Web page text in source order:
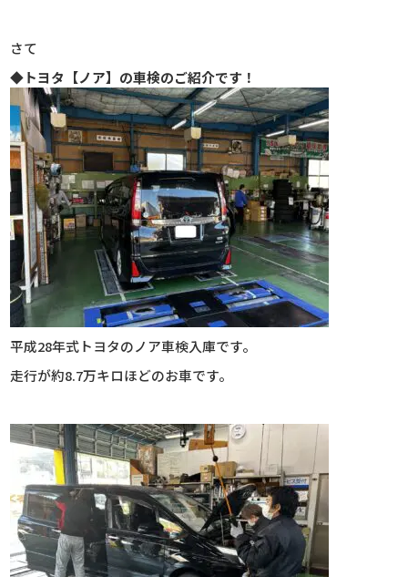
さて
◆トヨタ 【ノア】の車検のご紹介です！
平成28年式トヨタのノア車検入庫です。
走行が約8.7万キロほどのお車です。